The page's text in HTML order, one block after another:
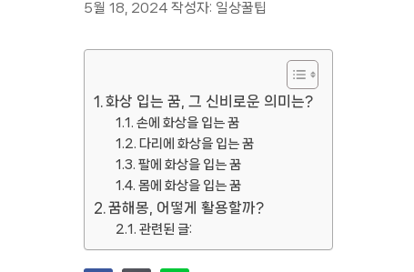
5월 18, 2024 작성자: 일상꿀팁
화상 입는 꿈, 그 신비로운 의미는?
손에 화상을 입는 꿈
다리에 화상을 입는 꿈
팔에 화상을 입는 꿈
몸에 화상을 입는 꿈
꿈해몽, 어떻게 활용할까?
관련된 글: